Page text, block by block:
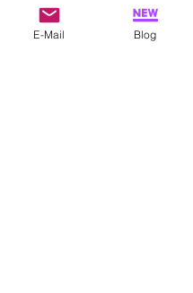
Banken, Mitarbeiter von
E-Mail Blog